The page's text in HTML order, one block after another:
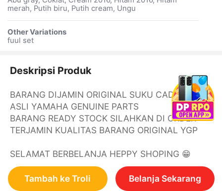
merah, Putih biru, Putih cream, Ungu
Other Variations
fuul set
Deskripsi Produk
BARANG DIJAMIN ORIGINAL SUKU CADANG
ASLI YAMAHA GENUINE PARTS
BARANG READY STOCK SILAHKAN DI ORDER
TERJAMIN KUALITAS BARANG ORIGINAL YGP
SELAMAT BERBELANJA HEPPY SHOPING 😁
Tambah ke Troli Belanja Sekarang